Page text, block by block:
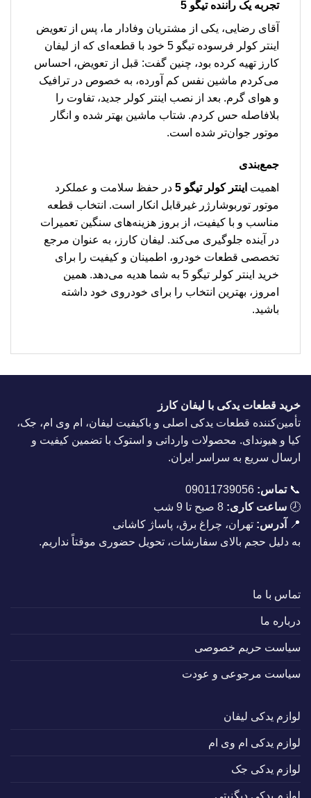
تجربه یک راننده تیگو 5
آقای رضایی، یکی از مشتریان وفادار ما، پس از تعویض
اینتر کولر فرسوده تیگو 5 خود با قطعه‌ای که از لیفان
کارز تهیه کرده بود، چنین گفت: قبل از تعویض، احساس
می‌کردم ماشین نفس کم آورده، به خصوص در ترافیک
و هوای گرم. بعد از نصب اینتر کولر جدید، تفاوت را
بلافاصله حس کردم. شتاب ماشین بهتر شده و انگار
موتور جوان‌تر شده است.
جمع‌بندی
اهمیت اینتر کولر تیگو 5
در حفظ سلامت و عملکرد
موتور توربوشارژر غیرقابل انکار است. انتخاب قطعه
مناسب و با کیفیت، از بروز هزینه‌های سنگین تعمیرات
در آینده جلوگیری می‌کند. لیفان کارز، به عنوان مرجع
تخصصی قطعات خودرو، اطمینان و کیفیت را برای
خرید اینتر کولر تیگو 5 به شما هدیه می‌دهد. همین
امروز، بهترین انتخاب را برای خودروی خود داشته
باشید.
خرید قطعات یدکی با لیفان کارز
تأمین‌کننده قطعات یدکی اصلی و باکیفیت لیفان، ام وی ام، جک،
کیا و هیوندای. محصولات وارداتی و استوک با تضمین کیفیت و
ارسال سریع به سراسر ایران.
📞تماس: 09011739056
🕗 ساعت کاری:
📍
آدرس: تهران، چراغ برق، پاساژ کاشانی
به دلیل حجم بالای سفارشات، تحویل حضوری موقتاً نداریم.
تماس با ما
درباره ما
سیاست حریم خصوصی
سیاست مرجوعی و عودت
لوازم یدکی لیفان
لوازم یدکی ام وی ام
لوازم یدکی جک
لوازم یدکی دیگنیتی